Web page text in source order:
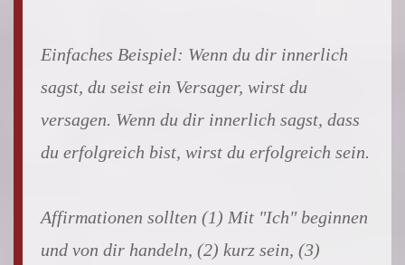
Einfaches Beispiel: Wenn du dir innerlich
sagst, du seist ein Versager, wirst du
versagen. Wenn du dir innerlich sagst, dass
du erfolgreich bist, wirst du erfolgreich sein.
Affirmationen sollten (1) Mit "Ich" beginnen
und von dir handeln, (2) kurz sein, (3)